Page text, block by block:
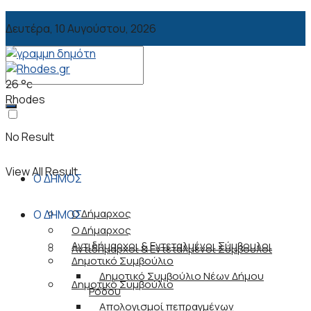
Δευτέρα, 10 Αυγούστου, 2026
No Result
View All Result
26°c
Rhodes
Ο ΔΗΜΟΣ
Ο Δήμαρχος
Αντιδήμαρχοι & Εντεταλμένοι Σύμβουλοι
Δημοτικό Συμβούλιο
Ο ΔΗΜΟΣ
Ο Δήμαρχος
Αντιδήμαρχοι & Εντεταλμένοι Σύμβουλοι
Δημοτικό Συμβούλιο
Δημοτικό Συμβούλιο Νέων Δήμου
Ρόδου
Απολογισμοί πεπραγμένων